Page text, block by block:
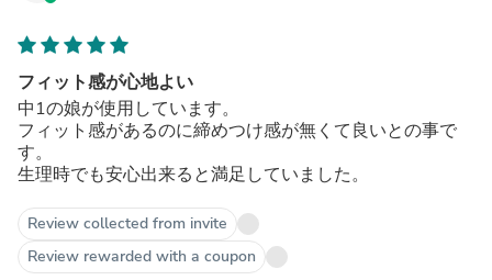
フィット感が心地よい
中1の娘が使用しています。
フィット感があるのに締めつけ感が無くて良いとの事で
す。
生理時でも安心出来ると満足していました。
Review collected from invite
Review rewarded with a coupon